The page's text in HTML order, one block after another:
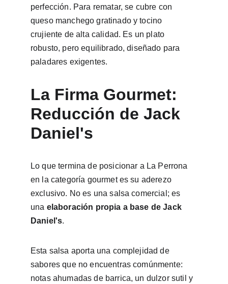
perfección. Para rematar, se cubre con
queso manchego gratinado y tocino
crujiente de alta calidad. Es un plato
robusto, pero equilibrado, diseñado para
paladares exigentes.
La Firma Gourmet:
Reducción de Jack
Daniel's
Lo que termina de posicionar a La Perrona
en la categoría gourmet es su aderezo
exclusivo. No es una salsa comercial; es
una elaboración propia a base de Jack
Daniel's.
Esta salsa aporta una complejidad de
sabores que no encuentras comúnmente:
notas ahumadas de barrica, un dulzor sutil y